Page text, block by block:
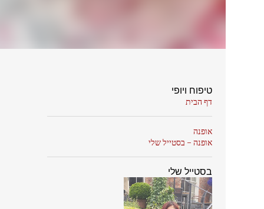
טיפוח ויופי
דף הבית
אופנה
אופנה - בסטייל שלי
בסטייל שלי